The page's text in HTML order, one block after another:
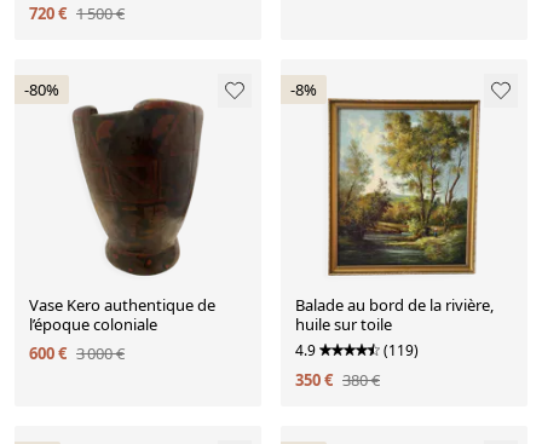
720 € 1 500 €
-80%
Vase Kero authentique de
l’époque coloniale
600 € 3 000 €
-8%
Balade au bord de la rivière,
huile sur toile
4.9 (119)
350 € 380 €